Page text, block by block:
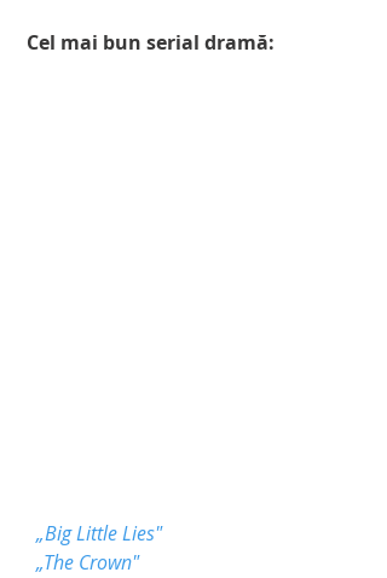
Cel mai bun serial dramă:
„Big Little Lies"
  „The Crown"